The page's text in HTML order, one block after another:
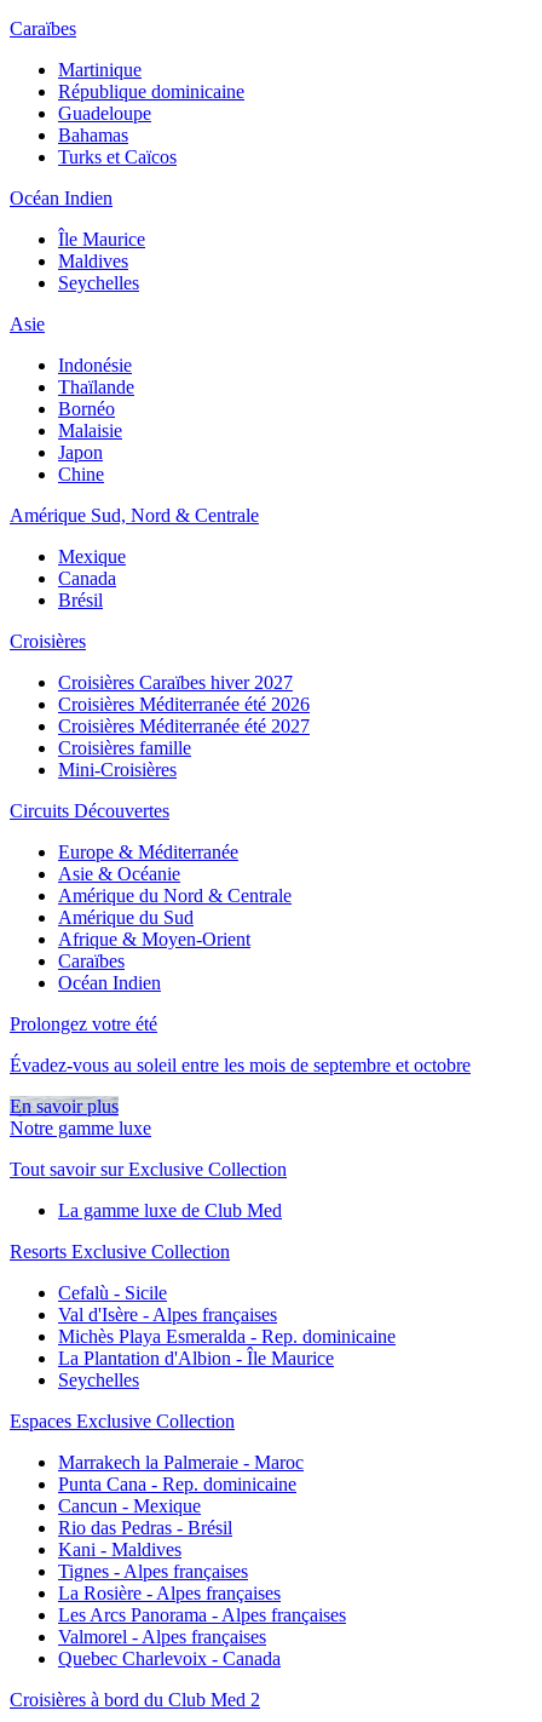
Caraïbes
Martinique
République dominicaine
Guadeloupe
Bahamas
Turks et Caïcos
Océan Indien
Île Maurice
Maldives
Seychelles
Asie
Indonésie
Thaïlande
Bornéo
Malaisie
Japon
Chine
Amérique Sud, Nord & Centrale
Mexique
Canada
Brésil
Croisières
Croisières Caraïbes hiver 2027
Croisières Méditerranée été 2026
Croisières Méditerranée été 2027
Croisières famille
Mini-Croisières
Circuits Découvertes
Europe & Méditerranée
Asie & Océanie
Amérique du Nord & Centrale
Amérique du Sud
Afrique & Moyen-Orient
Caraïbes
Océan Indien
Prolongez votre été
Évadez-vous au soleil entre les mois de septembre et octobre
En savoir plus
Notre gamme luxe
Tout savoir sur Exclusive Collection
La gamme luxe de Club Med
Resorts Exclusive Collection
Cefalù - Sicile
Val d'Isère - Alpes françaises
Michès Playa Esmeralda - Rep. dominicaine
La Plantation d'Albion - Île Maurice
Seychelles
Espaces Exclusive Collection
Marrakech la Palmeraie - Maroc
Punta Cana - Rep. dominicaine
Cancun - Mexique
Rio das Pedras - Brésil
Kani - Maldives
Tignes - Alpes françaises
La Rosière - Alpes françaises
Les Arcs Panorama - Alpes françaises
Valmorel - Alpes françaises
Quebec Charlevoix - Canada
Croisières à bord du Club Med 2